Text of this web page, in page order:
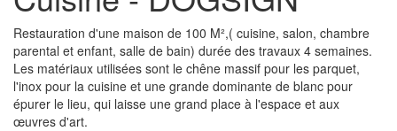
Restauration d'une maison de 100 M²,( cuisine, salon, chambre
parental et enfant, salle de bain) durée des travaux 4 semaines.
Les matériaux utilisées sont le chêne massif pour les parquet,
l'inox pour la cuisine et une grande dominante de blanc pour
épurer le lieu, qui laisse une grand place à l'espace et aux
œuvres d'art.